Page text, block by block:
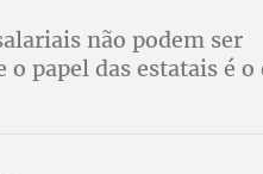
não podem ser
papel das estatais é o